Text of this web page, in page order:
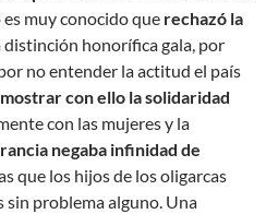
muy conocido que rechazó la
distinción honorífica gala, por
no entender la actitud el país
con ello la solidaridad
con las mujeres y la
negaba infinidad de
que los hijos de los oligarcas
sin problema alguno. Una